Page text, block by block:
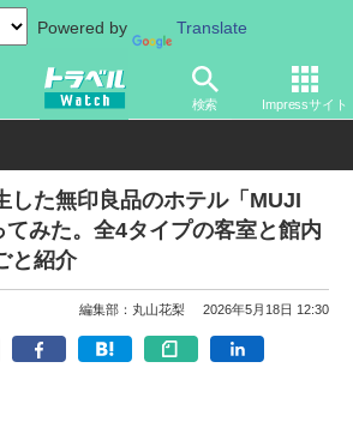
Powered by Translate
検索 Impressサイト
報 ホテル・旅館 宿泊
した無印良品のホテル「MUJI
みた。全4タイプの客室と館内
と紹介
編集部：丸山花梨 2026年5月18日 12:30